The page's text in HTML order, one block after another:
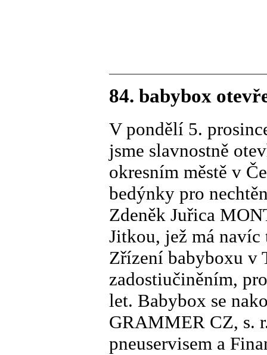
84. babybox
V pondělí 5.
jsme slavnostně
okresním městě v
bedýnky pro
Zdeněk Juřica
Jitkou, jež má navíc
Zřízení babyboxu v
zadostiučiněním,
let. Babybox se
GRAMMER CZ, s.
pneuservisem a